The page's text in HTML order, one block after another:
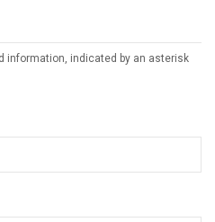
information, indicated by an asterisk